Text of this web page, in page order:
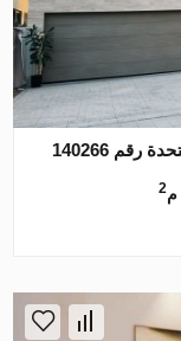
2